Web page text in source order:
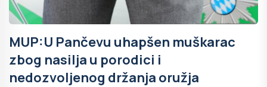
MUP:U Pančevu uhapšen muškarac
zbog nasilja u porodici i
nedozvoljenog držanja oružja